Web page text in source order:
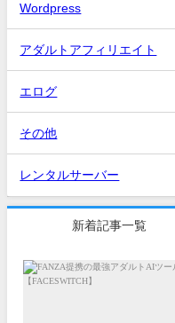
Wordpress
アダルトアフィリエイト
エログ
その他
レンタルサーバー
新着記事一覧